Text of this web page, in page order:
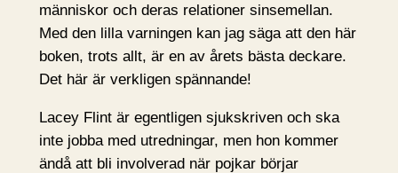
människor och deras relationer sinsemellan.
Med den lilla varningen kan jag säga att den här
boken, trots allt, är en av årets bästa deckare.
Det här är verkligen spännande!
Lacey Flint är egentligen sjukskriven och ska
inte jobba med utredningar, men hon kommer
ändå att bli involverad när pojkar börjar